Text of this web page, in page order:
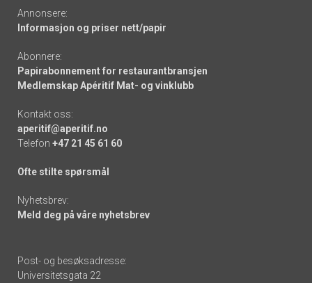
Annonsere:
Informasjon og priser nett/papir
Abonnere:
Papirabonnement for restaurantbransjen
Medlemskap Apéritif Mat- og vinklubb
Kontakt oss:
aperitif@aperitif.no
Telefon +47 21 45 61 60
Ofte stilte spørsmål
Nyhetsbrev:
Meld deg på våre nyhetsbrev
Post- og besøksadresse:
Universitetsgata 22